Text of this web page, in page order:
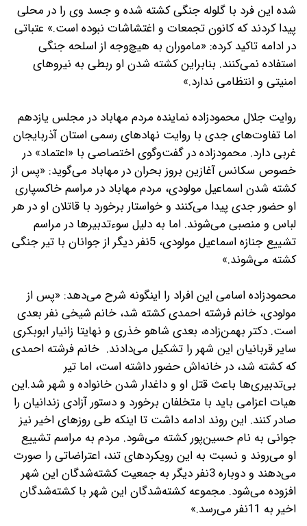
شده این فرد با گلوله جنگی کشته شده و جسد وی را در محلی
پیدا کردند که کانون تجمعات و اغتشاشات نبوده است.» عتباتی
در ادامه تاکید کرده: «ماموران به هیچ‌وجه از اسلحه جنگی
استفاده نمی‌کنند. بنابراین کشته شدن او ربطی به نیروهای
امنیتی و انتظامی ندارد.»
روایت جلال محمود‌زاده نماینده مردم مهاباد در مجلس یازدهم
اما تفاوت‌های جدی با روایت نهادهای رسمی استان آذربایجان
غربی دارد. محمود‌زاده در گفت‌وگوی اختصاصی با «اعتماد» در
خصوص سکانس آغازین بروز بحران در مهاباد می‌گوید: «پس از
کشته شدن اسماعیل مولودی، مردم مهاباد در مراسم خاکسپاری
او حضور جدی پیدا می‌کنند و خواستار برخورد با قاتلان او در هر
لباس و منصبی می‌شوند. اما به دلیل سوءتدبیرها در مراسم
تشییع جنازه اسماعیل مولودی، 5نفر دیگر از جوانان با تیر جنگی
کشته می‌شوند.»
محمودزاده اسامی این افراد را اینگونه شرح می‌دهد: «پس از
مولودی، خانم فرشته احمدی کشته شد، خانم شیخی نفر بعدی
است. دکتر بهمن‌زاده، بعدی شاهو خذری و نهایتا زانیار ابوبکری
سایر قربانیان این شهر را تشکیل می‌دادند. خانم فرشته احمدی
که کشته شد، در خانه‌اش حضور داشته است، اما تیر
بی‌تدبیری‌ها باعث قتل او و داغدار شدن خانواده و شهر شد.این
هیات اعزامی باید با متخلفان برخورد و دستور آزادی زندانیان را
صادر کنند. این روند ادامه داشت تا اینکه طی روزهای اخیر نیز
جوانی به نام حسین‌پور کشته می‌شود. مردم به مراسم تشییع
او می‌روند و نسبت به این رویکردهای تند، اعتراضاتی را صورت
می‌دهند و دوباره 3نفر دیگر به جمعیت کشته‌شدگان این شهر
افزوده می‌شود. مجموعه کشته‌شدگان این شهر با کشته‌شدگان
اخیر به 11نفر می‌رسد.»